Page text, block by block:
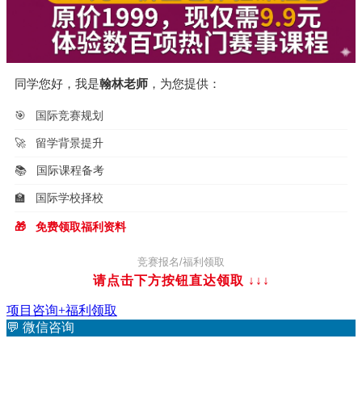
同学您好，我是翰林老师 ，为您提供：
🎯 国际竞赛规划
🚀 留学背景提升
📚 国际课程备考
🏫 国际学校择校
🎁 免费领取福利资料
竞赛报名/福利领取
请点击下方按钮直达领取 ↓↓↓
项目咨询+福利领取
💬 微信咨询